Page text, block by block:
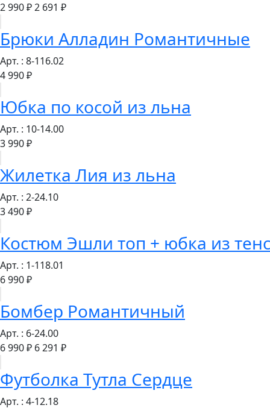
2 990 ₽2 691 ₽
Брюки Алладин Романтичные
Арт. : 8-116.02
4 990 ₽
Юбка по косой из льна
Арт. : 10-14.00
3 990 ₽
Жилетка Лия из льна
Арт. : 2-24.10
3 490 ₽
Костюм Эшли топ + юбка из
Арт. : 1-118.01
6 990 ₽
Бомбер Романтичный
Арт. : 6-24.00
6 990 ₽ 6 291 ₽
Футболка Тутла Сердце
Арт. : 4-12.18